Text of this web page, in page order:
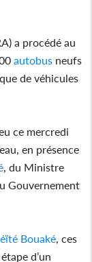
a procédé au
autobus neufs
de véhicules
ce mercredi
en présence
, du Ministre
Gouvernement
Bouaké , ces
d’un